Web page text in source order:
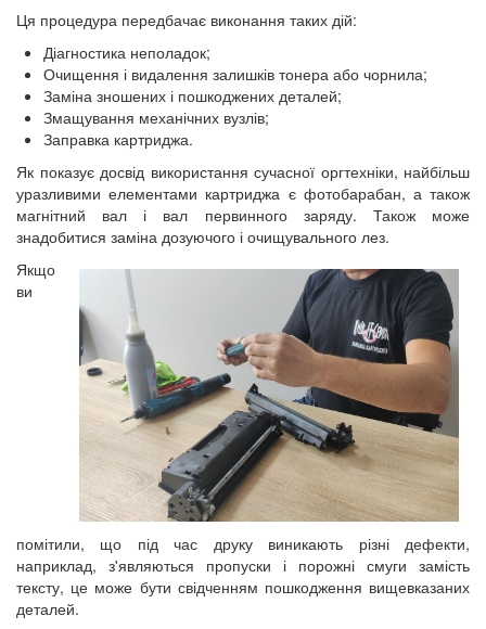
Ця процедура передбачає виконання таких дій:
Діагностика неполадок;
Очищення і видалення залишків тонера або чорнила;
Заміна зношених і пошкоджених деталей;
Змащування механічних вузлів;
Заправка картриджа.
Як показує досвід використання сучасної оргтехніки, найбільш
уразливими елементами картриджа є фотобарабан, а також
магнітний вал і вал первинного заряду. Також може
знадобитися заміна дозуючого і очищувального лез.
Якщо
ви
помітили, що під час друку виникають різні дефекти,
наприклад, з'являються пропуски і порожні смуги замість
тексту, це може бути свідченням пошкодження вищевказаних
деталей.